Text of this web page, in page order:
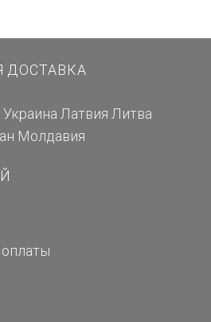
ДОСТАВКА
Украина Латвия Литва
Молдавия